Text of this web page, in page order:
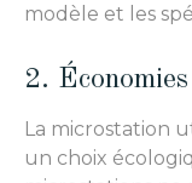
modèle et les
2.
La microstation
un choix